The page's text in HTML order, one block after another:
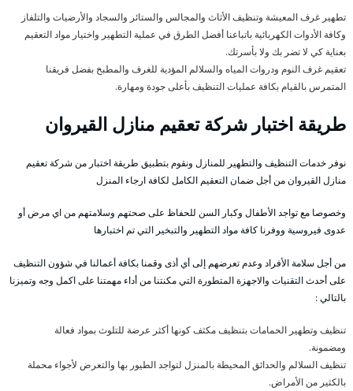
تطهير غرف المعيشة وتنظيف الأثاث والمجالس والستائر والسجاد والأرضيات والتلفاز
وكافة الأدوات الكهربائية باتباعنا أفضل الطرق في عملية التطهير واختيار مواد التعقيم
بعناية كي لا تضر بك ولا بأسرتك.
تعقيم غرف النوم ودروات المياه والسلالم المؤدية للغرف والمطبخ بفضل فريقنا
المتمرس بالقيام بكافة عمليات التنظيف بأعلى جودة ومهارة.
طريقة اختبار شركة تعقيم منازل القيروان
نوفر خدمات التنظيف والتطهير للمنازل ونقوم بتطبيق طريقة اختبار من شركة تعقيم
منازل القيروان من أجل ضمان التعقيم الكامل لكافة ارجاء المنزل
وخصوصا مع تواجد الأطفال وكبار السن للحفاظ على صحتهم وسلامتهم من اي مرض أو
عدوى فيروسية ووفرنا كافة مواد التطهير والتبخير التي تم اختبارها
من أجل سلامة الأفراد وعدم تعرضهم إلى أي أذى وقمنا بكافة أعمالنا في شؤون التنظيف
على أحدث التقنيات والاجهزة المتطورة التي مكنتنا من أداء مهمتنا على اكمل وجه وتميزنا
بالتالي :
تنظيف وتطهير الحمامات بتنظيف مكثف كونها أكثر عرضة للتلوث بمواد فعالة
ومضمونة.
تنظيف السلالم والحدائق المحيطة بالمنزل لتواجد الطيور بها والتعرض لأجواء محملة
بالكثير من الأمراض.